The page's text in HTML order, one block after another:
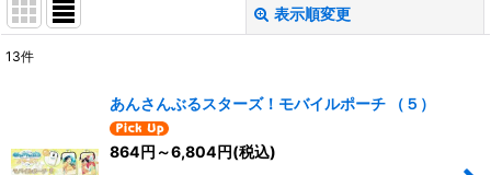
表示順変更
13件
あんさんぶるスターズ！モバイルポーチ （５）
864円 ～6,804円(税込)